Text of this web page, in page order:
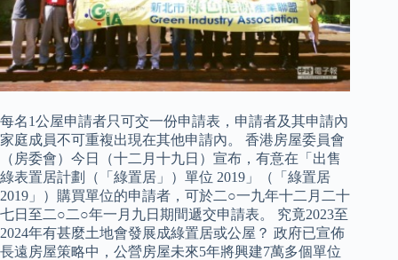
每名1公屋申請者只可交一份申請表，申請者及其申請內
家庭成員不可重複出現在其他申請內。 香港房屋委員會
（房委會）今日（十二月十九日）宣布，有意在「出售
綠表置居計劃（「綠置居」）單位 2019」（「綠置居
2019」）購買單位的申請者，可於二○一九年十二月二十
七日至二○二○年一月九日期間遞交申請表。 究竟2023至
2024年有甚麼土地會發展成綠置居或公屋？ 政府已宣佈
長遠房屋策略中，公營房屋未來5年將興建7萬多個單位